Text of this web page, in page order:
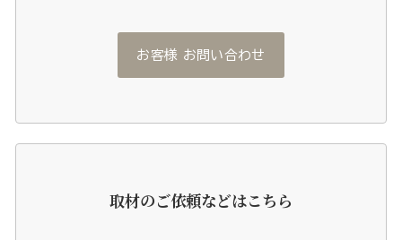
お客様 お問い合わせ
取材のご依頼などはこちら